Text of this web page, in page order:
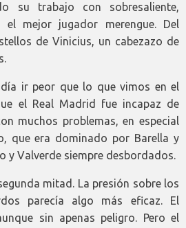
su trabajo con sobresaliente,
el mejor jugador merengue. Del
de Vinicius, un cabezazo de
ir peor que lo que vimos en el
el Real Madrid fue incapaz de
muchos problemas, en especial
que era dominado por Barella y
y Valverde siempre desbordados.
mitad. La presión sobre los
parecía algo más eficaz. El
sin apenas peligro. Pero el